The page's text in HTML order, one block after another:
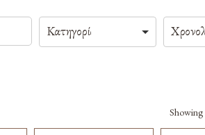
Showing